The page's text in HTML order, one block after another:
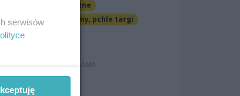
Imprezy cykliczne
Jarmarki, festyny, pchle targi
Darmowe
serwisów